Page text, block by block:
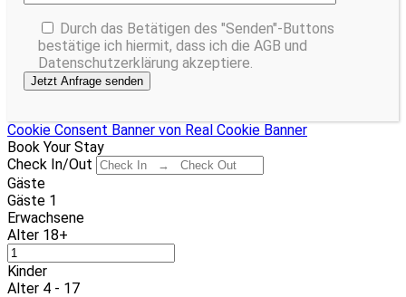
Durch das Betätigen des "Senden"-Buttons
bestätige ich hiermit, dass ich die AGB und
Datenschutzerklärung akzeptiere.
Cookie Consent Banner von Real Cookie Banner
Book Your Stay
Check In/Out
Gäste
Gäste 1
Erwachsene
Alter 18+
Kinder
Alter 4 - 17